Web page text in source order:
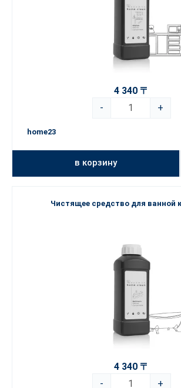
4 340 〒
-
+
home23
в корзину
Чистящее средство для ванной
4 340 〒
-
+